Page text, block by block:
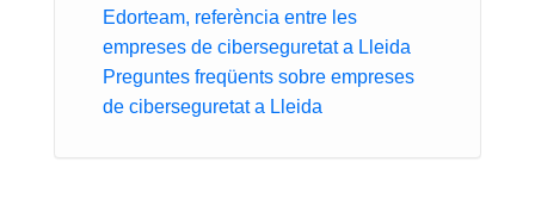
Edorteam, referència entre les
empreses de ciberseguretat a Lleida
Preguntes freqüents sobre empreses
de ciberseguretat a Lleida